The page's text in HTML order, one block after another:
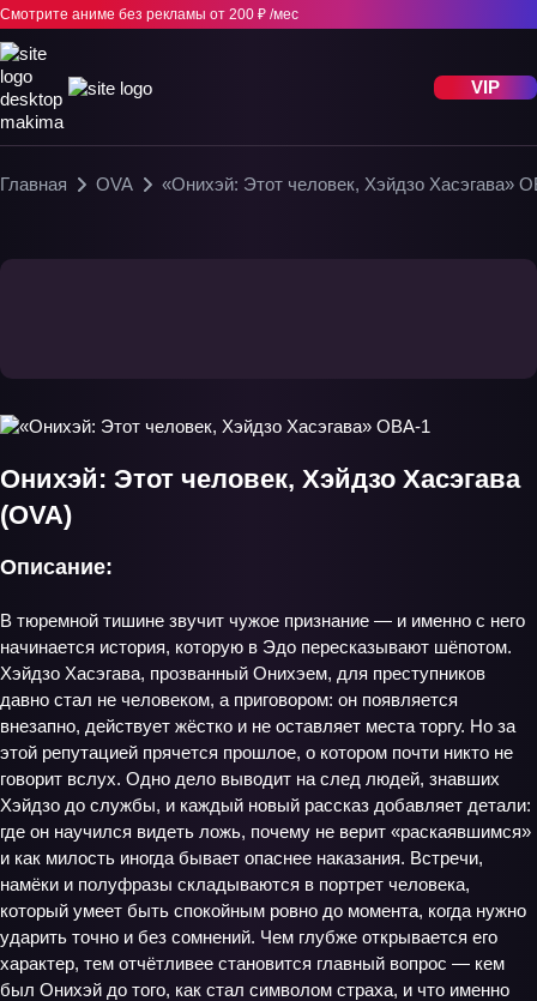
Смотрите аниме без рекламы от 200 ₽ /мес
VIP
Главная OVA «Онихэй: Этот человек, Хэйдзо Хасэгава»
Онихэй: Этот человек, Хэйдзо Хасэгава
(OVA)
Описание:
В тюремной тишине звучит чужое признание — и именно с него
начинается история, которую в Эдо пересказывают шёпотом.
Хэйдзо Хасэгава, прозванный Онихэем, для преступников
давно стал не человеком, а приговором: он появляется
внезапно, действует жёстко и не оставляет места торгу. Но за
этой репутацией прячется прошлое, о котором почти никто не
говорит вслух. Одно дело выводит на след людей, знавших
Хэйдзо до службы, и каждый новый рассказ добавляет детали:
где он научился видеть ложь, почему не верит «раскаявшимся»
и как милость иногда бывает опаснее наказания. Встречи,
намёки и полуфразы складываются в портрет человека,
который умеет быть спокойным ровно до момента, когда нужно
ударить точно и без сомнений. Чем глубже открывается его
характер, тем отчётливее становится главный вопрос — кем
был Онихэй до того, как стал символом страха, и что именно